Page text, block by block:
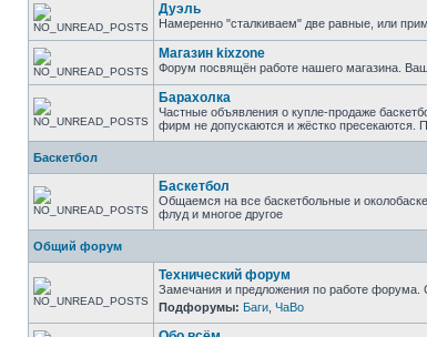
Дуэль
Намеренно "сталкиваем" две равные, или
Магазин kixzone
Форум посвящён работе нашего магазина.
Барахолка
Частные объявления о купле-продаже
фирм не допускаются и жёстко пресекаются.
Баскетбол
Баскетбол
Общаемся на все баскетбольные и
флуд и многое другое
Общий форум
Технический форум
Замечания и предложения по работе форума.
Подфорумы: Баги ЧаВо